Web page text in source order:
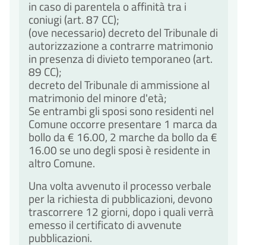
in caso di parentela o affinità tra i
coniugi (art. 87 CC);
(ove necessario) decreto del Tribunale di
autorizzazione a contrarre matrimonio
in presenza di divieto temporaneo (art.
89 CC);
decreto del Tribunale di ammissione al
matrimonio del minore d'età;
Se entrambi gli sposi sono residenti nel
Comune occorre presentare 1 marca da
bollo da € 16.00, 2 marche da bollo da €
16.00 se uno degli sposi è residente in
altro Comune.
Una volta avvenuto il processo verbale
per la richiesta di pubblicazioni, devono
trascorrere 12 giorni, dopo i quali verrà
emesso il certificato di avvenute
pubblicazioni.